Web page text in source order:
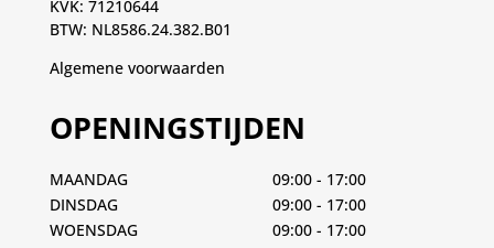
KVK: 71210644
BTW: NL8586.24.382.B01
Algemene voorwaarden
OPENINGSTIJDEN
MAANDAG
09:00 - 17:00
DINSDAG
09:00 - 17:00
WOENSDAG
09:00 - 17:00